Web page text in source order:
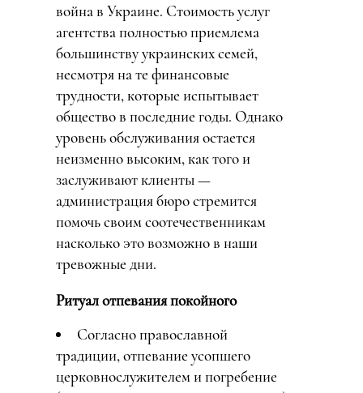
война в Украине. Стоимость услуг
агентства полностью приемлема
большинству украинских семей,
несмотря на те финансовые
трудности, которые испытывает
общество в последние годы. Однако
уровень обслуживания остается
неизменно высоким, как того и
заслуживают клиенты —
администрация бюро стремится
помочь своим соотечественникам
насколько это возможно в наши
тревожные дни.
Ритуал отпевания покойного
Согласно православной
традиции, отпевание усопшего
церковнослужителем и погребение